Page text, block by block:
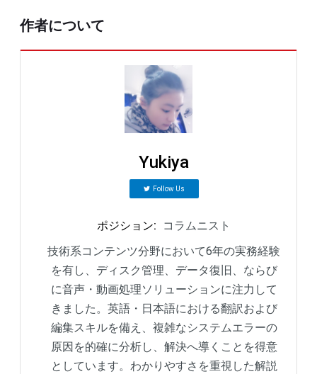
作者について
Yukiya
Follow Us
ポジション:
コラムニスト
技術系コンテンツ分野において6年の実務経験
を有し、ディスク管理、データ復旧、ならび
に音声・動画処理ソリューションに注力して
きました。英語・日本語における翻訳および
編集スキルを備え、複雑なシステムエラーの
原因を的確に分析し、解決へ導くことを得意
としています。わかりやすさを重視した解説